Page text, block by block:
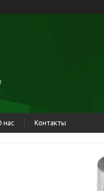
нас Контакты